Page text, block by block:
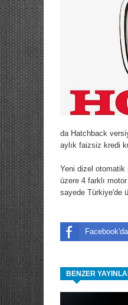
da Hatchback
aylık faizsiz kredi
Yeni dizel otomatik
üzere 4 farklı
sayede Türkiye'de
BENZER